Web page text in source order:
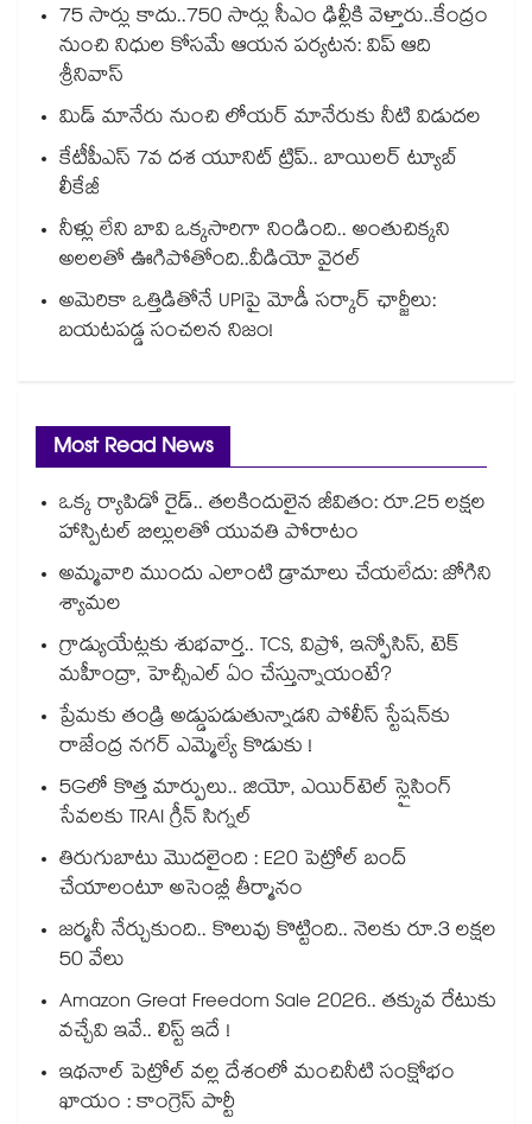
75 సార్లు కాదు..75‌‌‌‌‌‌‌‌0 సార్లు సీఎం ఢిల్లీకి వెళ్తారు..కేంద్రం
నుంచి నిధుల కోసమే ఆయన పర్యటన: విప్ ఆది
శ్రీనివాస్
మిడ్ మానేరు నుంచి లోయర్ మానేరుకు నీటి విడుదల
కేటీపీఎస్ 7వ దశ యూనిట్ ట్రిప్.. బాయిలర్ ట్యూబ్
లీకేజీ
నీళ్లు లేని బావి ఒక్కసారిగా నిండింది.. అంతుచిక్కని
అలలతో ఊగిపోతోంది..వీడియో వైరల్
అమెరికా ఒత్తిడితోనే UPIపై మోడీ సర్కార్‌ ఛార్జీలు:
బయటపడ్డ సంచలన నిజం!
Most Read News
ఒక్క ర్యాపిడో రైడ్.. తలకిందులైన జీవితం: రూ.25 లక్షల
హాస్పిటల్ బిల్లులతో యువతి పోరాటం
అమ్మవారి ముందు ఎలాంటి డ్రామాలు చేయలేదు: జోగిని
శ్యామల
గ్రాడ్యుయేట్లకు శుభవార్త.. TCS, విప్రో, ఇన్ఫోసిస్, టెక్
మహీంద్రా, హెచ్సీఎల్ ఏం చేస్తున్నాయంటే?
ప్రేమకు తండ్రి అడ్డుపడుతున్నాడని పోలీస్ స్టేషన్⁪కు
రాజేంద్ర నగర్ ఎమ్మెల్యే కొడుకు !
5Gలో కొత్త మార్పులు.. జియో, ఎయిర్‌టెల్ స్లైసింగ్
సేవలకు TRAI గ్రీన్ సిగ్నల్
తిరుగుబాటు మొదలైంది : E20 పెట్రోల్ బంద్
చేయాలంటూ అసెంబ్లీ తీర్మానం
జర్మనీ నేర్చుకుంది.. కొలువు కొట్టింది.. నెలకు రూ.3 లక్షల
50 వేలు
Amazon Great Freedom Sale 2026.. తక్కువ రేటుకు
వచ్చేవి ఇవే.. లిస్ట్ ఇదే !
ఇథనాల్ పెట్రోల్ వల్ల దేశంలో మంచినీటి సంక్షోభం
ఖాయం : కాంగ్రెస్ పార్టీ